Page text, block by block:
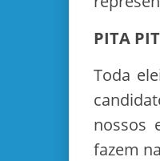
PITA
Toda
nossos
fazem